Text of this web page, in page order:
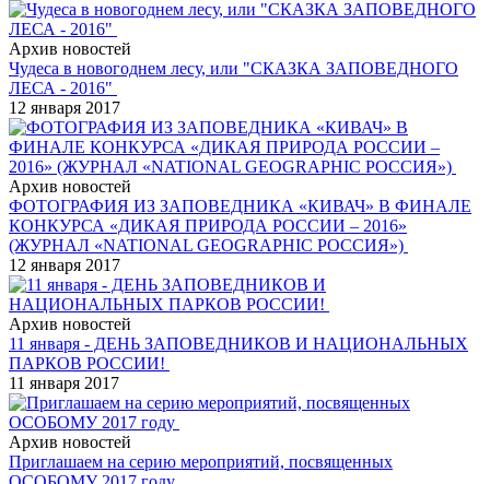
Архив новостей
Чудеса в новогоднем лесу, или "СКАЗКА ЗАПОВЕДНОГО
ЛЕСА - 2016"
12 января 2017
Архив новостей
ФОТОГРАФИЯ ИЗ ЗАПОВЕДНИКА «КИВАЧ» В ФИНАЛЕ
КОНКУРСА «ДИКАЯ ПРИРОДА РОССИИ – 2016»
(ЖУРНАЛ «NATIONAL GEOGRAPHIC РОССИЯ»)
12 января 2017
Архив новостей
11 января - ДЕНЬ ЗАПОВЕДНИКОВ И НАЦИОНАЛЬНЫХ
ПАРКОВ РОССИИ!
11 января 2017
Архив новостей
Приглашаем на серию мероприятий, посвященных